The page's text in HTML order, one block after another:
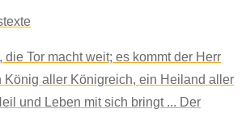
die Tor macht weit; es kommt der Herr
König aller Königreich, ein Heiland aller
und Leben mit sich bringt ... Der